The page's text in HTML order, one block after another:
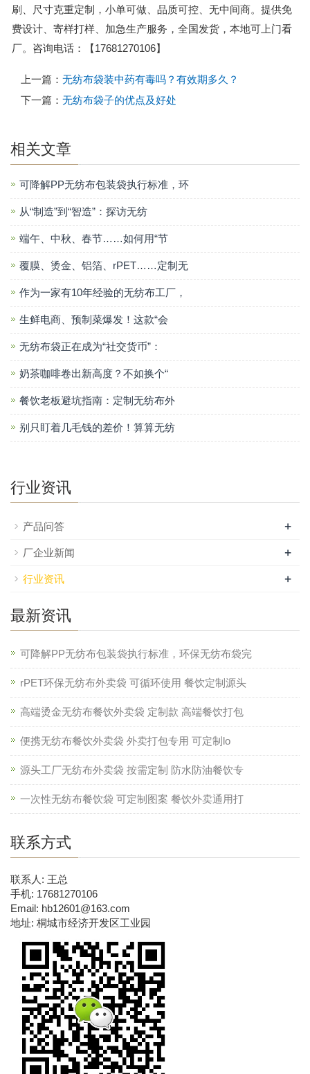
刷、尺寸克重定制，小单可做、品质可控、无中间商。提供免
费设计、寄样打样、加急生产服务，全国发货，本地可上门看
厂。咨询电话：【17681270106】
上一篇： 无纺布袋装中药有毒吗？有效期多久？
下一篇： 无纺布袋子的优点及好处
相关文章
可降解PP无纺布包装袋执行标准，环
从“制造”到“智造”：探访无纺
端午、中秋、春节……如何用“节
覆膜、烫金、铝箔、rPET……定制无
作为一家有10年经验的无纺布工厂，
生鲜电商、预制菜爆发！这款“会
无纺布袋正在成为“社交货币”：
奶茶咖啡卷出新高度？不如换个“
餐饮老板避坑指南：定制无纺布外
别只盯着几毛钱的差价！算算无纺
行业资讯
产品问答 +
厂企业新闻 +
行业资讯 +
最新资讯
可降解PP无纺布包装袋执行标准，环保无纺布袋完
rPET环保无纺布外卖袋 可循环使用 餐饮定制源头
高端烫金无纺布餐饮外卖袋 定制款 高端餐饮打包
便携无纺布餐饮外卖袋 外卖打包专用 可定制lo
源头工厂无纺布外卖袋 按需定制 防水防油餐饮专
一次性无纺布餐饮袋 可定制图案 餐饮外卖通用打
联系方式
联系人: 王总
手机: 17681270106
Email: hb12601@163.com
地址: 桐城市经济开发区工业园